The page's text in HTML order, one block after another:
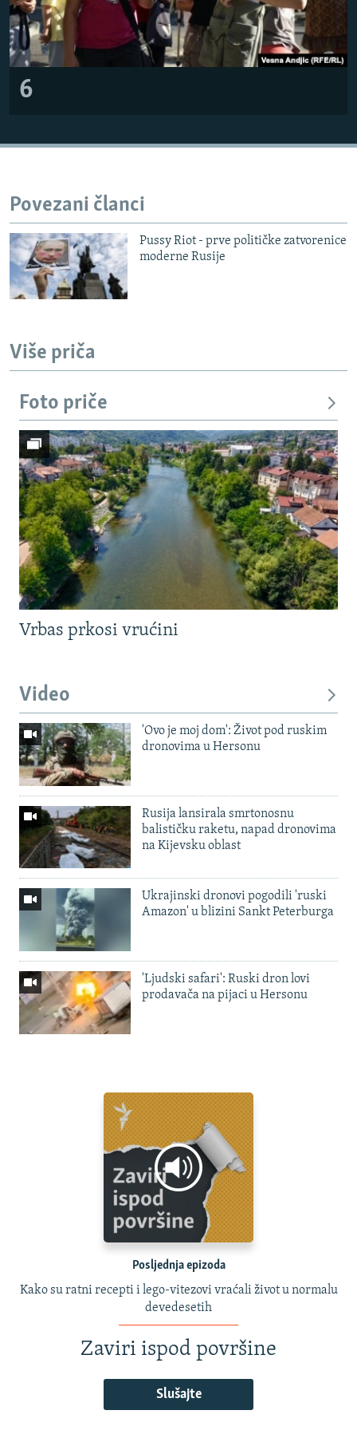
6
Povezani članci
Pussy Riot - prve političke zatvorenice
moderne Rusije
Više priča
Foto priče
Vrbas prkosi vrućini
Video
'Ovo je moj dom': Život pod ruskim
dronovima u Hersonu
Rusija lansirala smrtonosnu
balističku raketu, napad dronovima
na Kijevsku oblast
Ukrajinski dronovi pogodili 'ruski
Amazon' u blizini Sankt Peterburga
'Ljudski safari': Ruski dron lovi
prodavača na pijaci u Hersonu
Posljednja epizoda
Kako su ratni recepti i lego-vitezovi vraćali život u normalu
devedesetih
Zaviri ispod površine
Slušajte